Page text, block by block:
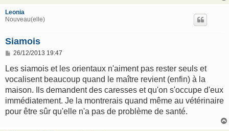
Leonia
Nouveau(elle)
Siamois
M
s
a
g
26/12/2013 19:47
Les siamois et les orientaux n'aiment pas rester seuls et
vocalisent beaucoup quand le maître revient (enfin) à la
maison. Ils demandent des caresses et qu'on s'occupe d'eux
immédiatement. Je la montrerais quand même au vétérinaire
pour être sûr qu'elle n'a pas de problème de santé.